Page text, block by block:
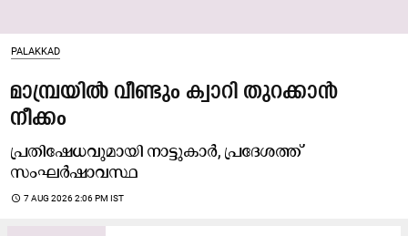
PALAKKAD
മാമ്പ്രയിൽ വീണ്ടും ക്വാറി തുറക്കാൻ
നീക്കം
പ്രതിഷേധവുമായി നാട്ടുകാർ, പ്രദേശത്ത്
സംഘർഷാവസ്ഥ
access_time 7 AUG 2026 2:06 PM IST